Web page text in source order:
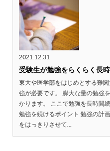
2021.12.31
受験生が勉強をらくらく長
東大や医学部をはじめとする難
強が必要です。 膨大な量の勉強
かります。 ここで勉強を長時間
勉強を続けるポイント 勉強の計
をはっきりさせて...